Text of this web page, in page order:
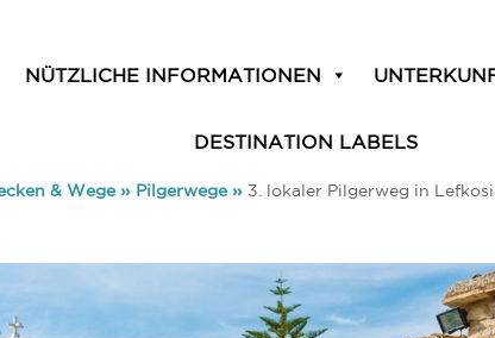
NÜTZLICHE INFORMATIONEN
DESTINATION LABELS
& Wege» Pilgerwege» 3. lokaler Pilgerweg in